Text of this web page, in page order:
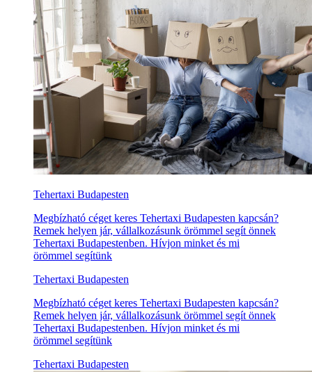
Tehertaxi Budapesten
Megbízható céget keres Tehertaxi Budapesten kapcsán?
Remek helyen jár, vállalkozásunk örömmel segít önnek
Tehertaxi Budapestenben. Hívjon minket és mi
örömmel segítünk
Tehertaxi Budapesten
Megbízható céget keres Tehertaxi Budapesten kapcsán?
Remek helyen jár, vállalkozásunk örömmel segít önnek
Tehertaxi Budapestenben. Hívjon minket és mi
örömmel segítünk
Tehertaxi Budapesten